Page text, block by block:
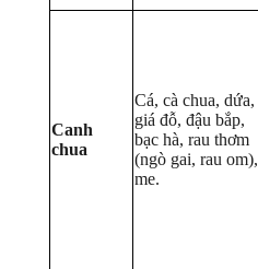
Canh
chua
Cá, cà chua, dứa,
giá đỗ, đậu bắp,
bạc hà, rau thơm
(ngò gai, rau om),
me.